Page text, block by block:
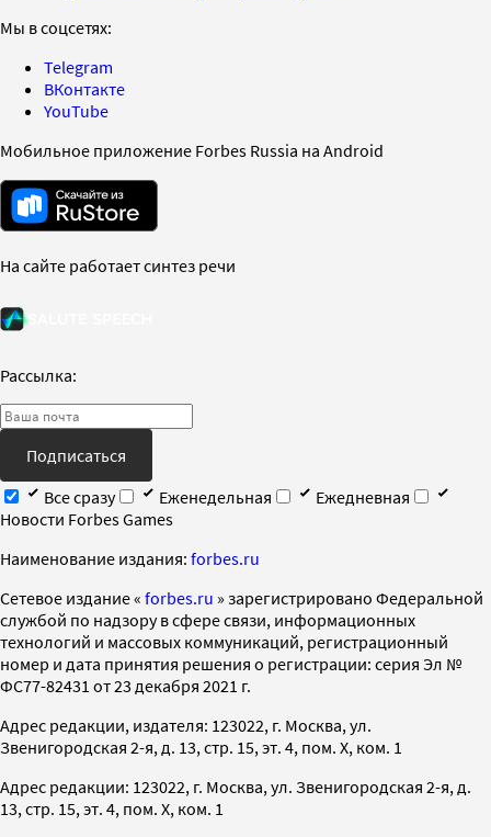
Мы в соцсетях:
Telegram
ВКонтакте
YouTube
Мобильное приложение Forbes Russia на Android
На сайте работает синтез речи
Рассылка:
Подписаться
Все сразу
Еженедельная
Ежедневная
Новости Forbes Games
Наименование издания: forbes.ru
Cетевое издание « forbes.ru » зарегистрировано Федеральной
службой по надзору в сфере связи, информационных
технологий и массовых коммуникаций, регистрационный
номер и дата принятия решения о регистрации: серия Эл №
ФС77-82431 от 23 декабря 2021 г.
Адрес редакции, издателя: 123022, г. Москва, ул.
Звенигородская 2-я, д. 13, стр. 15, эт. 4, пом. X, ком. 1
Адрес редакции: 123022, г. Москва, ул. Звенигородская 2-я, д.
13, стр. 15, эт. 4, пом. X, ком. 1